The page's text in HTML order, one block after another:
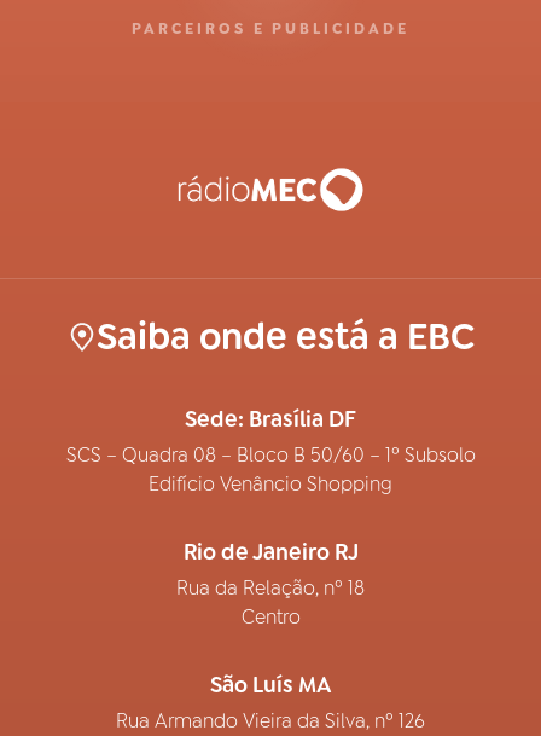
PARCEIROS E PUBLICIDADE
Saiba onde está a EBC
Sede: Brasília DF
SCS – Quadra 08 – Bloco B 50/60 – 1º Subsolo
Edifício Venâncio Shopping
Rio de Janeiro RJ
Rua da Relação, nº 18
Centro
São Luís MA
Rua Armando Vieira da Silva, nº 126